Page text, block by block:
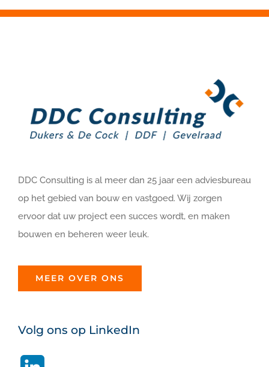
DDC Consulting is al meer dan 25 jaar een adviesbureau
op het gebied van bouw en vastgoed. Wij zorgen
ervoor dat uw project een succes wordt, en maken
bouwen en beheren weer leuk.
MEER OVER ONS
Volg ons op LinkedIn